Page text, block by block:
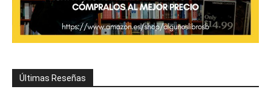
Últimas Reseñas